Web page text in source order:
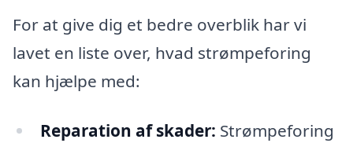
For at give dig et bedre overblik har vi
lavet en liste over, hvad strømpeforing
kan hjælpe med:
Reparation af skader: Strømpeforing